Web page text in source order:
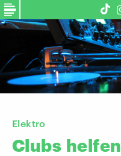
Elektro
Clubs helfen